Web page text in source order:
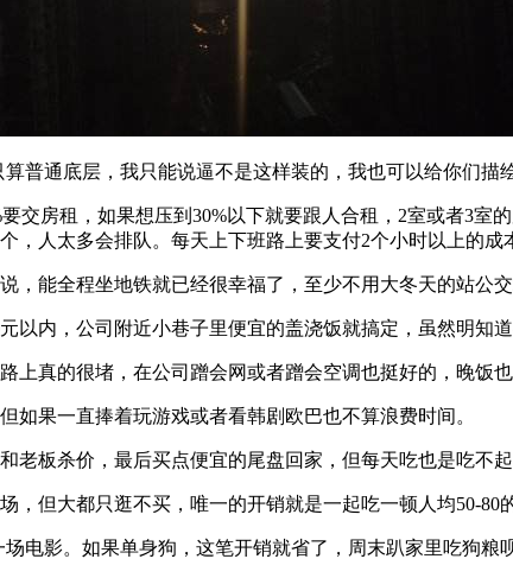
普通底层，我只能说逼不是这样装的，我也可以给你们描
要交房租，如果想压到30%以下就要跟人合租，2室或者3
，人太多会排队。每天上下班路上要支付2个小时以上的成
，能全程坐地铁就已经很幸福了，至少不用大冬天的站公
以内，公司附近小巷子里便宜的盖浇饭就搞定，虽然明知
上真的很堵，在公司蹭会网或者蹭会空调也挺好的，晚饭
如果一直捧着玩游戏或者看韩剧欧巴也不算浪费时间。
老板杀价，最后买点便宜的尾盘回家，但每天吃也是吃不起
，但大都只逛不买，唯一的开销就是一起吃一顿人均50-80
电影。如果单身狗，这笔开销就省了，周末趴家里吃狗粮呗